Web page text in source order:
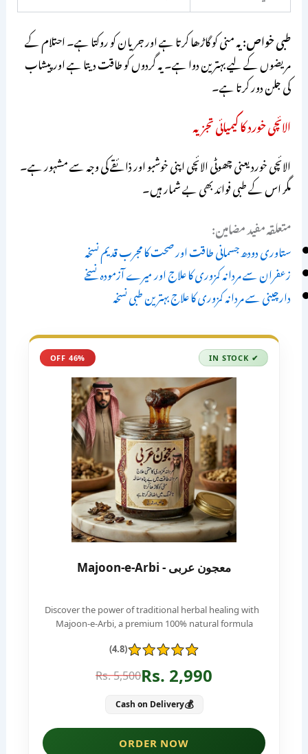
طبی خواص:یہ منی کو گاڑھا کرتا ہے اور جریان کو روکتا ہے۔ احتلام کے
مریضوں کے لیے بہترین دوا ہے۔ یہ گردوں کو طاقت دیتا ہے اور پیشاب
کی جلن دور کرتا ہے۔
الائچی خورد کا کیمیائی تجزیہ
الائچی خورد یعنی چھوٹی الائچی اپنی خوشبو اور ذائقے کی وجہ سے مشہور ہے۔
مگر اس کے طبی فوائد بھی بے شمار ہیں۔
متعلقہ مفید مضامین:
ستاوری دودھ جسمانی طاقت اور صحت کا مجرب قدیم نسخہ
زعفران سے مردانہ کمزوری کا علاج اور میرے آزمودہ نسخے
دارچینی سے مردانہ کمزوری کا علاج بہترین طبی نسخہ